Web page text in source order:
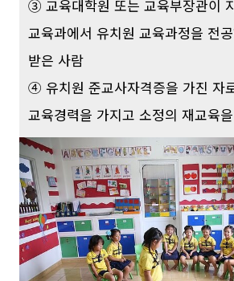
③ 교육대학원 또는 교육부장관이
교육과에서 유치원 교육과정을 전
받은 사람
④ 유치원 준교사자격증을 가진 자
교육경력을 가지고 소정의 재교육